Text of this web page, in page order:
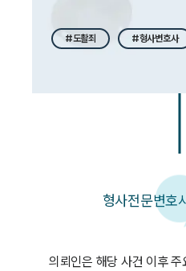
#도촬죄 #형사변호사
형사전문변호
의뢰인은 해당 사건 이후